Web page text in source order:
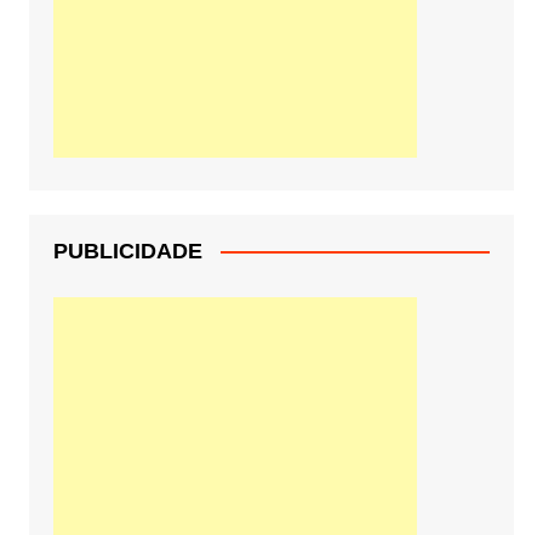
PUBLICIDADE